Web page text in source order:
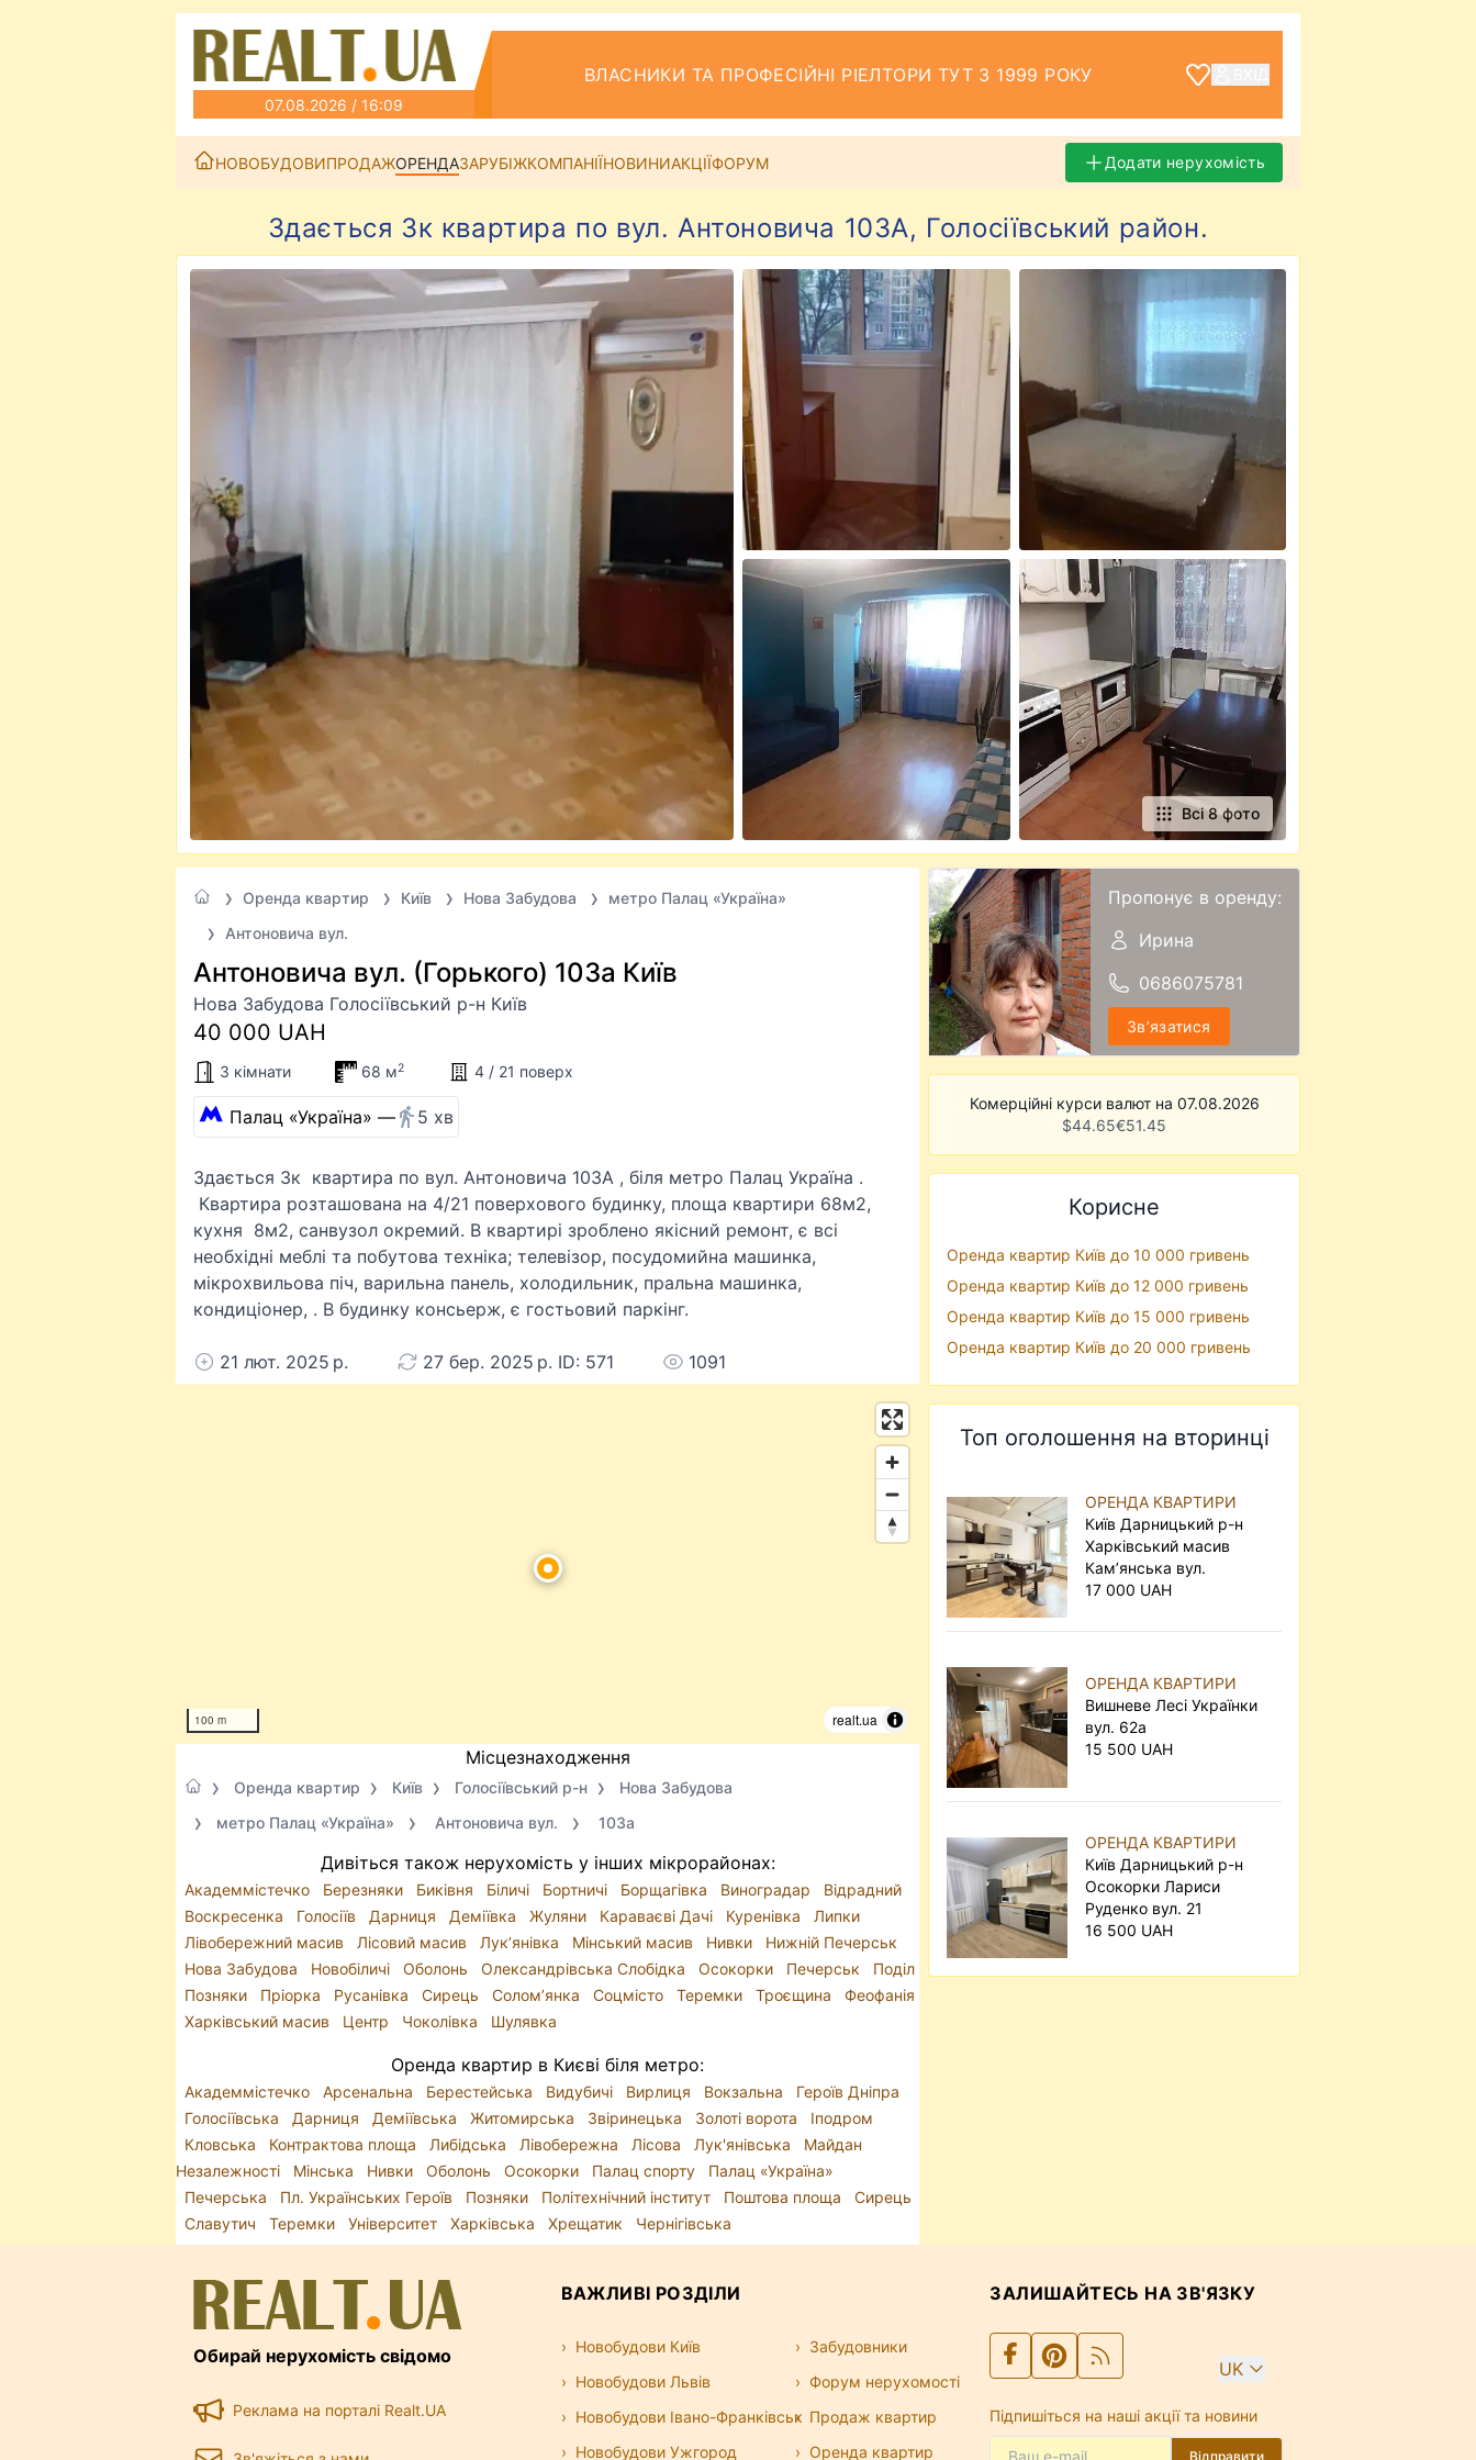
07.08.2026 / 16:09
ВЛАСНИКИ ТА ПРОФЕСІЙНІ РІЕЛТОРИ ТУТ З 1999 РОКУ
НОВОБУДОВИПРОДАЖОРЕНДАЗАРУБІЖКОМПАНІЇНОВИНИАКЦІЇФОРУМ Додати нерухомість
Здається 3к квартира по вул. Антоновича 103А, Голосіївський район.
Всі 8 фото
Оренда квартир Київ Нова Забудова
метро Палац «Україна»
Антоновича вул.
Антоновича вул. (Горького) 103а Київ
Нова Забудова Голосіївський р-н Київ
40 000 UAH
3 кімнати 68 м2 4 / 21 поверх
Палац «Україна» — 5 хв
Здається 3к квартира по вул. Антоновича 103А , біля метро Палац Україна .
Квартира розташована на 4/21 поверхового будинку, площа квартири 68м2,
кухня 8м2, санвузол окремий. В квартирі зроблено якісний ремонт, є всі
необхідні меблі та побутова техніка; телевізор, посудомийна машинка,
мікрохвильова піч, варильна панель, холодильник, пральна машинка,
кондиціонер, . В будинку консьерж, є гостьовий паркінг.
21 лют. 2025 р. 27 бер. 2025 р. ID: 571 1091
100 m realt.ua
Місцезнаходження
Оренда квартир Київ Голосіївський р-н
Нова Забудова
метро Палац «Україна»
Антоновича вул. 103а
Дивіться також нерухомість у інших мікрорайонах:
Академмістечко Березняки Биківня Біличі Бортничі Борщагівка Виноградар
Відрадний
Воскресенка
Голосіїв Дарниця Деміївка Жуляни Караваєві Дачі Куренівка
Липки
Лівобережний масив
Лісовий масив Лук’янівка Мінський масив Нивки
Нижній Печерськ
Нова Забудова
Новобіличі Оболонь Олександрівська Слобідка Осокорки Печерськ
Поділ
Позняки
Пріорка Русанівка Сирець Солом’янка Соцмісто Теремки Троєщина
Феофанія
Харківський масив
Центр Чоколівка Шулявка
Оренда квартир в Києві біля метро:
Академмістечко Арсенальна Берестейська Видубичі Вирлиця Вокзальна
Героїв Дніпра
Голосіївська
Дарниця Деміївська Житомирська Звіринецька Золоті ворота
Іподром
Кловська
Контрактова площа Либідська Лівобережна Лісова Лук'янівська
Майдан
Незалежності
Мінська Нивки Оболонь Осокорки Палац спорту
Палац «Україна»
Печерська
Пл. Українських Героїв Позняки Політехнічний інститут Поштова площа
Сирець
Славутич
Теремки Університет Харківська Хрещатик Чернігівська
Пропонує в оренду:
Ирина
0686075781
Звʼязатися
Комерційні курси валют на 07.08.2026
$44.65€51.45
Корисне
Оренда квартир Київ до 10 000 гривень
Оренда квартир Київ до 12 000 гривень
Оренда квартир Київ до 15 000 гривень
Оренда квартир Київ до 20 000 гривень
Топ оголошення на вторинці
ОРЕНДА КВАРТИРИ
Київ Дарницький р-н
Харківський масив
Кам’янська вул.
17 000 UAH
ОРЕНДА КВАРТИРИ
Вишневе Лесі Українки
вул. 62а
15 500 UAH
ОРЕНДА КВАРТИРИ
Київ Дарницький р-н
Осокорки Лариси
Руденко вул. 21
16 500 UAH
Обирай нерухомість свідомо
Реклама на порталі Realt.UA
ВАЖЛИВІ РОЗДІЛИ
Новобудови Київ
Новобудови Львів
Новобудови Івано-Франківськ
Новобудови Ужгород
Забудовники
Форум нерухомості
Продаж квартир
Оренда квартир
ЗАЛИШАЙТЕСЬ НА ЗВ'ЯЗКУ
UK
Підпишіться на наші акції та новини
Відправити